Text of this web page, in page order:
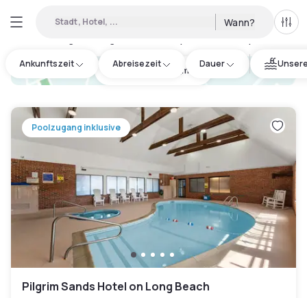
Stadt, Hotel, ... Wann? Alle
Ankunftszeit Abreisezeit Dauer
hotel.cta.view_map
Poolzugang inklusive
Pilgrim Sands Hotel on Long Beach